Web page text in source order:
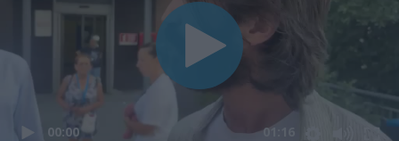
00:00 01:16